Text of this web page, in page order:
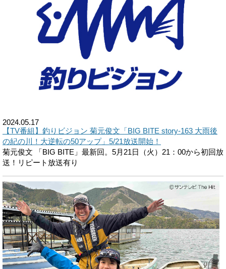
2024.05.17
【TV番組】釣りビジョン 菊元俊文「BIG BITE story‐163 大雨後
の紀の川！大逆転の50アップ」5/21放送開始！
菊元俊文 「BIG BITE」最新回。5月21日（火）21：00から初回放
送！リピート放送有り